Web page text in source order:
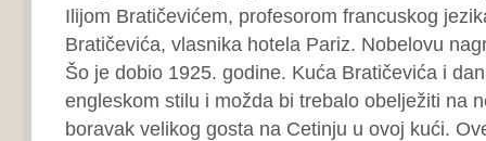
Ilijom Bratičevićem, profesorom francuskog
Bratičevića, vlasnika hotela Pariz. Nobelovu
Šo je dobio 1925. godine. Kuća Bratičevića i
engleskom stilu i možda bi trebalo obelježiti na
boravak velikog gosta na Cetinju u ovoj kući.